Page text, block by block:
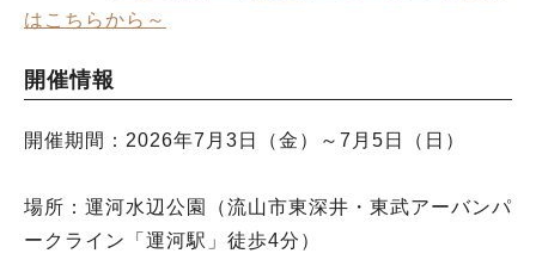
はこちらから～
開催情報
開催期間：2026年7月3日（金）～7月5日（日）
場所：運河水辺公園（流山市東深井・東武アーバンパ
ークライン「運河駅」徒歩4分）